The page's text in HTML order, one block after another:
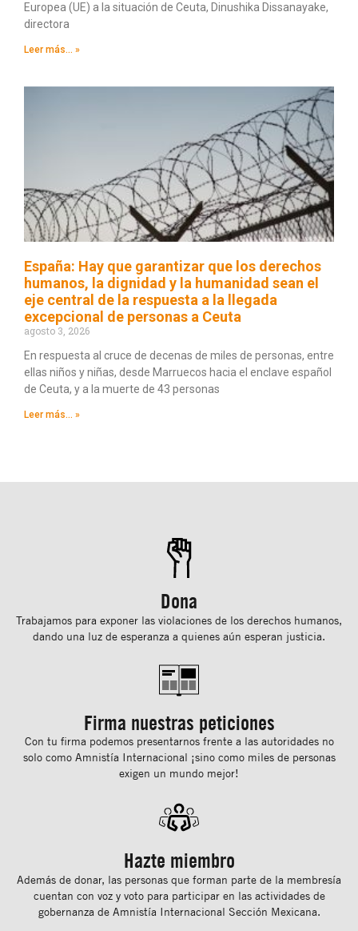
Europea (UE) a la situación de Ceuta, Dinushika Dissanayake,
directora
Leer más... »
España: Hay que garantizar que los derechos
humanos, la dignidad y la humanidad sean el
eje central de la respuesta a la llegada
excepcional de personas a Ceuta
agosto 3, 2026
En respuesta al cruce de decenas de miles de personas, entre
ellas niños y niñas, desde Marruecos hacia el enclave español
de Ceuta, y a la muerte de 43 personas
Leer más... »
Dona
Trabajamos para exponer las violaciones de los derechos humanos,
dando una luz de esperanza a quienes aún esperan justicia.
Firma nuestras peticiones
Con tu ﬁrma podemos presentarnos frente a las autoridades no
solo como Amnistía Internacional ¡sino como miles de personas
exigen un mundo mejor!
Hazte miembro
Además de donar, las personas que forman parte de la membresía
cuentan con voz y voto para participar en las actividades de
gobernanza de Amnistía Internacional Sección Mexicana.